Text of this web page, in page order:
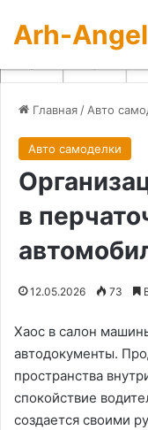
Arh-Angel
Главная / Авто
Авто самоделки
в
12.05.2026 73
Хаос в салон
автодокументы.
пространства
спокойствие
создается своими